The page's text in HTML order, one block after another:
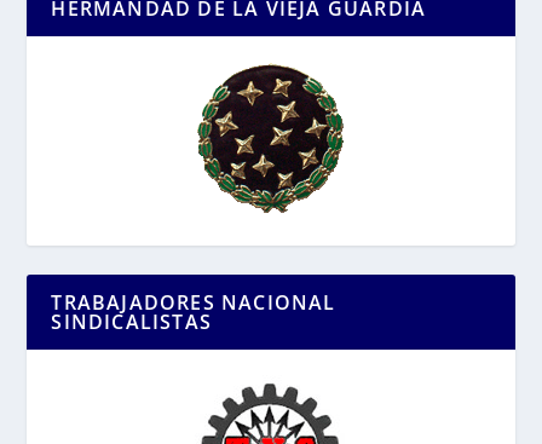
HERMANDAD DE LA VIEJA GUARDIA
TRABAJADORES NACIONAL
SINDICALISTAS